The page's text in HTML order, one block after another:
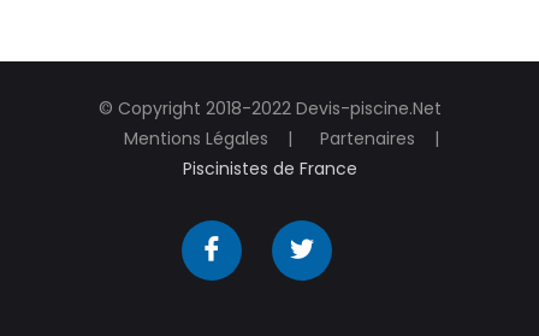
© Copyright 2018-2022 Devis-piscine.Net
Mentions Légales
Partenaires
Piscinistes de France